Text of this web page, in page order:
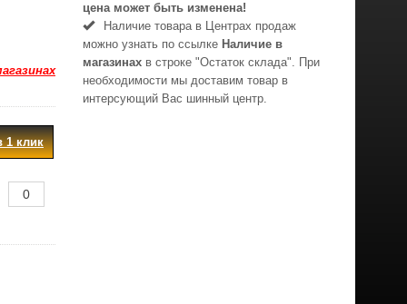
1 клик
цена может быть изменена!
Наличие товара в Центрах продаж
можно узнать по ссылке Наличие в
магазинах в строке "Остаток склада". При
необходимости мы доставим товар в
интерсующий Вас шинный центр.